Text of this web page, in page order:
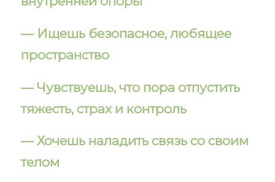
— Ищешь безопасное, любящее
пространство
— Чувствуешь, что пора отпустить
тяжесть, страх и контроль
— Хочешь наладить связь со своим
телом